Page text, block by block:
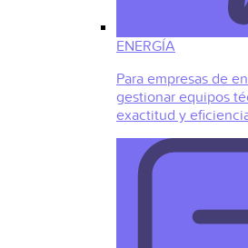
ENERGÍA
Para empresas de
gestionar equipos
exactitud y